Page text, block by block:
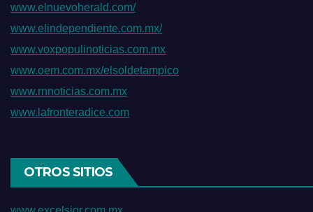
www.elnuevoherald.com/
www.elindependiente.com.mx/
www.voxpopulinoticias.com.mx
www.oem.com.mx/elsoldetampico
www.rnnoticias.com.mx
www.lafronteradice.com
OTROS SITIOS